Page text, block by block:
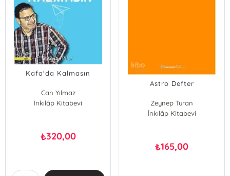
Kafa'da Kalmasın
Can Yılmaz
İnkılâp Kitabevi
₺320,00
Astro Defter
Zeynep Turan
İnkılâp Kitabevi
₺165,00